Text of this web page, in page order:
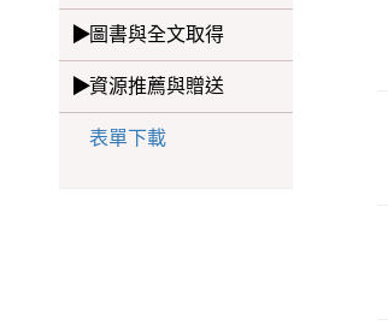
圖書與全文取得
資源推薦與贈送
表單下載